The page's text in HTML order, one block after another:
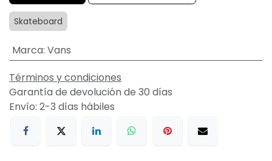
Skateboard
Marca: Vans
Términos y condiciones
Garantía de devolución de 30 días
Envío: 2-3 días hábiles